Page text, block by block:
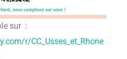
sur :
r/CC_Usses_et_Rhone